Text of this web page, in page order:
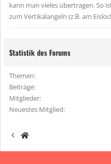
kann man vieles übertragen. So
zum Vertikalangeln (z.B. am
Statistik des Forums
Themen
Beiträge
Mitglieder
Neuestes Mitglied